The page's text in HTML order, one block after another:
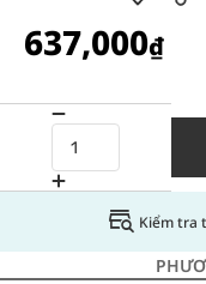
637,000₫
Kiểm tra